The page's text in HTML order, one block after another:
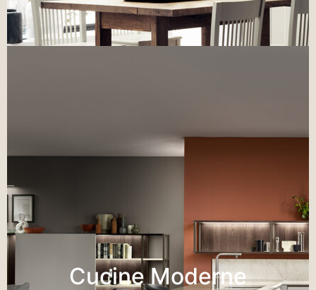
Cucine Moderne